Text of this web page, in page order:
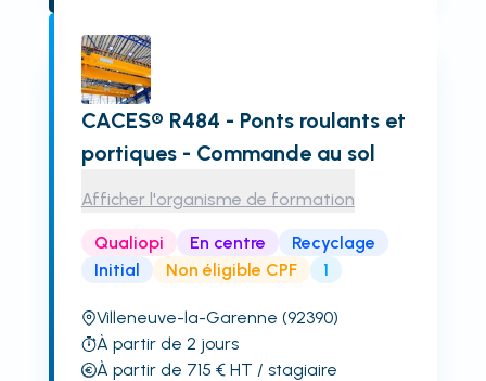
CACES® R484 - Ponts roulants et
portiques - Commande au sol
Afficher l'organisme de formation
Qualiopi En centre
Recyclage
Initial
Non éligible CPF 1
Villeneuve-la-Garenne (92390)
À partir de 2 jours
À partir de 715 € HT / stagiaire